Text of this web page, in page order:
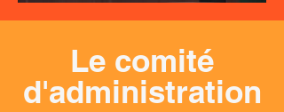
Le comité
d'administration